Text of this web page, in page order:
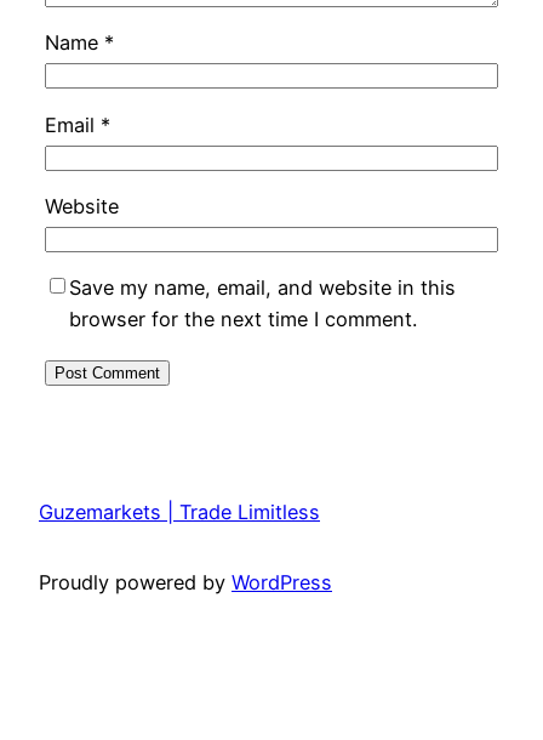
Name *
Email *
Website
Save my name, email, and website in this
browser for the next time I comment.
Guzemarkets | Trade Limitless
Proudly powered by WordPress